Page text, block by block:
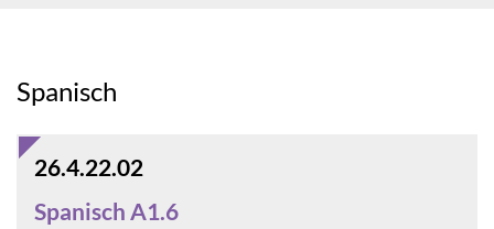
Spanisch
26.4.22.02
Spanisch A1.6